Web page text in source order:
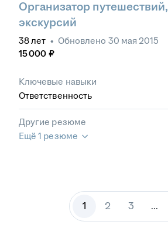
Организатор путешествий,
экскурсий
38лет • Обновлено 30 мая 2015
15 000 ₽
Ключевые навыки
Ответственность
Другие резюме
Ещё 1 резюме
1 2 3 ...